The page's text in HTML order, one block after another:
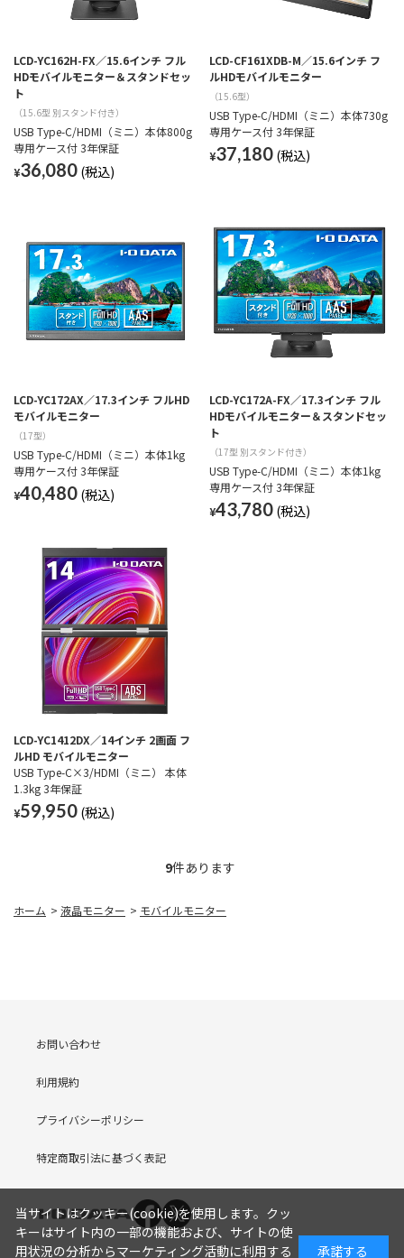
LCD-YC162H-FX／15.6インチ フル
HDモバイルモニター＆スタンドセッ
ト
（15.6型 別スタンド付き）
USB Type-C/HDMI（ミニ）本体800g
専用ケース付 3年保証
¥36,080
LCD-CF161XDB-M／15.6インチ フ
ルHDモバイルモニター
（15.6型）
USB Type-C/HDMI（ミニ）本体730g
専用ケース付 3年保証
¥37,180
LCD-YC172AX／17.3インチ フルHD
モバイルモニター
（17型）
USB Type-C/HDMI（ミニ）本体1kg
専用ケース付 3年保証
¥40,480
LCD-YC172A-FX／17.3インチ フル
HDモバイルモニター＆スタンドセッ
ト
（17型 別スタンド付き）
USB Type-C/HDMI（ミニ）本体1kg
専用ケース付 3年保証
¥43,780
LCD-YC1412DX／14インチ 2画面 フ
ルHD モバイルモニター
USB Type-C×3/HDMI（ミニ） 本体
1.3kg 3年保証
¥59,950
9件あります
ホーム > 液晶モニター > モバイルモニター
お問い合わせ
利用規約
プライバシーポリシー
特定商取引法に基づく表記
当サイトはクッキー(cookie)を使用します。クッ
キーはサイト内の一部の機能および、サイトの使
用状況の分析からマーケティング活動に利用する
承諾する